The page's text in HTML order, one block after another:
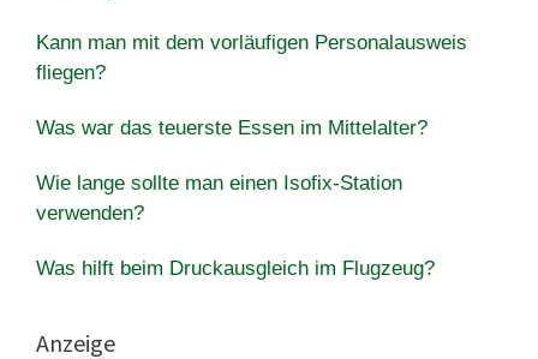
Kann man mit dem vorläufigen Personalausweis
fliegen?
Was war das teuerste Essen im Mittelalter?
Wie lange sollte man einen Isofix-Station
verwenden?
Was hilft beim Druckausgleich im Flugzeug?
Anzeige